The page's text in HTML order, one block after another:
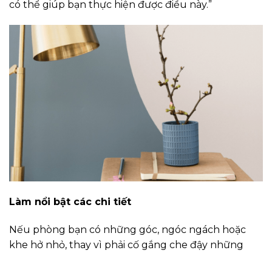
có thể giúp bạn thực hiện được điều này.”
Làm nổi bật các chi tiết
Nếu phòng bạn có những góc, ngóc ngách hoặc
khe hở nhỏ, thay vì phải cố gắng che đậy những